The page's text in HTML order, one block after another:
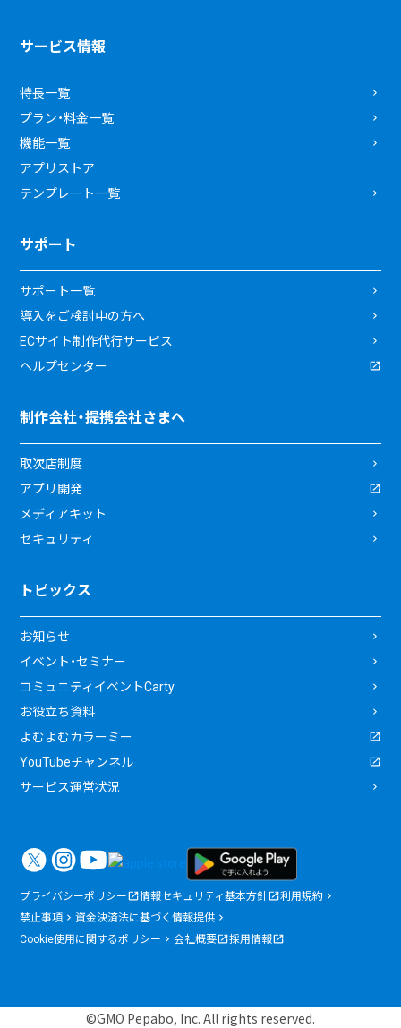
サービス情報
特長一覧
プラン・料金一覧
機能一覧
アプリストア
テンプレート一覧
サポート
サポート一覧
導入をご検討中の方へ
ECサイト制作代行サービス
ヘルプセンター
制作会社・提携会社さまへ
取次店制度
アプリ開発
メディアキット
セキュリティ
トピックス
お知らせ
イベント・セミナー
コミュニティイベントCarty
お役立ち資料
よむよむカラーミー
YouTubeチャンネル
サービス運営状況
プライバシーポリシー 情報セキュリティ基本方針
利用規約
禁止事項
資金決済法に基づく情報提供
Cookie使用に関するポリシー
会社概要 採用情報
©GMO Pepabo, Inc. All rights reserved.